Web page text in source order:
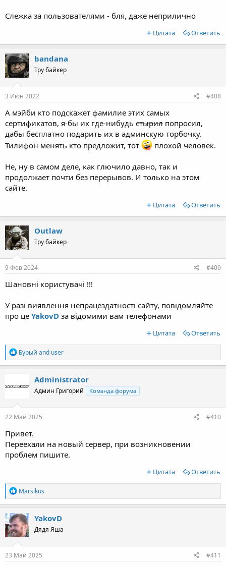
Слежка за пользователями - бля, даже неприлично
Цитата Ответить
bandana
Тру байкер
3 Июн 2022 #408
А мэйби кто подскажет фамилие этих самых
сертификатов, я-бы их где-нибудь стырил попросил,
дабы бесплатно подарить их в админскую торбочку.
Тилифон менять кто предложит, тот
плохой человек.
Не, ну в самом деле, как глючило давно, так и
продолжает почти без перерывов. И только на этом
сайте.
Цитата Ответить
Outlaw
Тру байкер
9 Фев 2024 #409
Шановні користувачі !!!
У разі виявлення непрацездатності сайту, повідомляйте
про це YakovD за відомими вам телефонами
Цитата Ответить
R
e
a
t
n
s
Бурый and user
Administrator
Админ Григорий Команда форума
22 Май 2025 #410
Привет.
Переехали на новый сервер, при возникновении
проблем пишите.
Цитата Ответить
R
e
a
c
t
i
o
n
s
Marsikus
YakovD
Дядя Яша
23 Май 2025 #411